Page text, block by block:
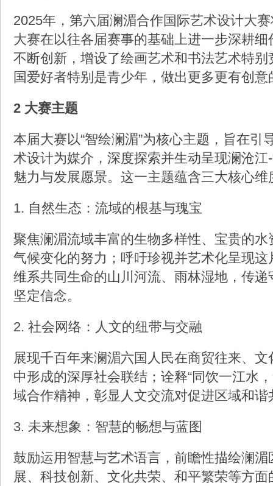
2025年，第六届澜湄合作国际艺术设计大
大赛在以往各届赛事的基础上进一步深耕
不断创新，增设了绘画艺术和书法艺术特
国爱好者特别是青少年，做出更多更有创意
2 大赛主题
本届大赛以“智绘澜湄”为核心主题，旨在引
术设计为媒介，深度探索并生动呈现澜沧
魅力与发展愿景。这一主题蕴含三大核心维
1. 自然生态：流域的根基与瑰宝
聚焦澜湄流域丰富的生物多样性、宝贵的
气候变化的努力；呼吁珍视并艺术化呈现
维系共同生命的山川河流、雨林湿地，传
坚定信念。
2. 社会网络：人文的纽带与交融
展现千百年来澜湄六国人民在商贸往来、
中形成的深厚社会联结；诠释“同饮一江水
域合作精神，彰显人文交流对促进区域和
3. 未来想象：智慧的畅想与蓝图
鼓励运用智慧与艺术语言，前瞻性描绘澜湄
展、科技创新、文化共荣、和平繁荣等方